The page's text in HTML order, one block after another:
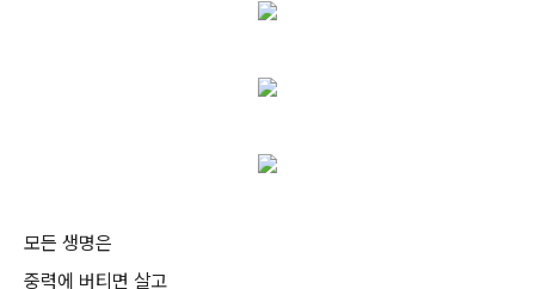
모든 생명은
중력에 버티면 살고